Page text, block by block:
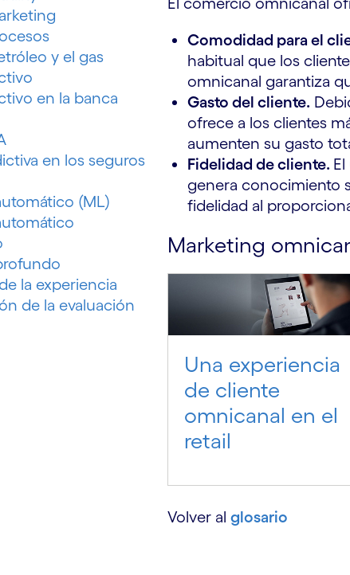
y el gas
en la banca
en los seguros
(ML)
la experiencia
de la evaluación
Comodidad para el
habitual que los
omnicanal garantiza
Gasto del cliente.
ofrece a los clientes
aumenten su gasto
Fidelidad de cliente.
genera conocimiento
fidelidad al
Marketing
Una experiencia
de cliente
omnicanal en el
retail
Volver al glosario